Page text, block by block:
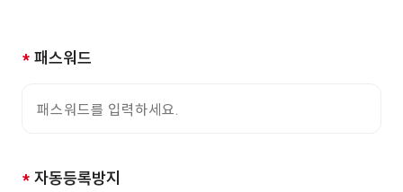
* 패스워드
* 자동등록방지